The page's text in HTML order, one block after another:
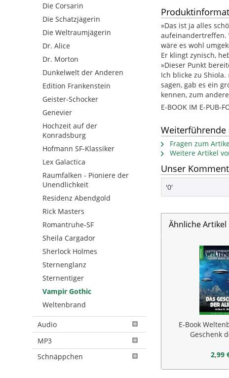
Die Corsarin
Die Schatzjägerin
Die Weltraumjägerin
Dr. Alice
Dr. Morton
Dunkelwelt der Anderen
Edition Frankenstein
Geister-Schocker
Genevier
Hochzeit auf der
Konradsburg
Hofmann SF-Klassiker
Lex Galactica
Raumfalken - Pioniere der
Unendlichkeit
Residenz Abendgold
Rick Masters
Romantruhe-SF
Sheila Cargador
Sherlock Holmes
Sternenglanz
Sternentiger
Vampir Gothic
Weltenbrand
Audio
MP3
Schnäppchen
»Das ist ja alles
aufeinandertreffen.
wäre es wohl
Er klingt zynisch,
»Dieser Punkt
Ich blicke zu
sagen, gab es ein
kennen, zum
E-BOOK IM E-PUB-
Weiterführende
Fragen zum
Weitere Artikel
Unser
'0'
Ähnliche Artikel
E-Book
Geschenk
2,99